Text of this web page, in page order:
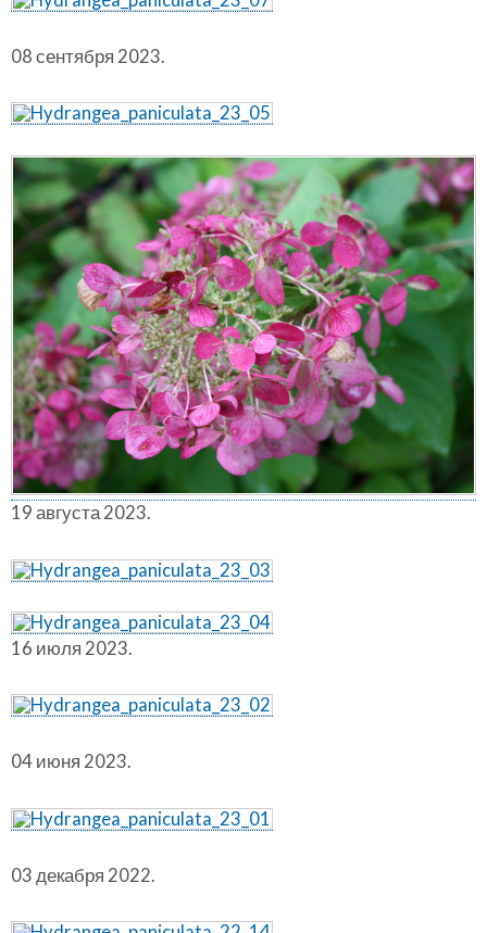
08 сентября 2023.
19 августа 2023.
16 июля 2023.
04 июня 2023.
03 декабря 2022.